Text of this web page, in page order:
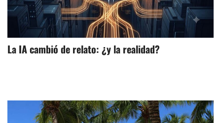
La IA cambió de relato: ¿y la realidad?